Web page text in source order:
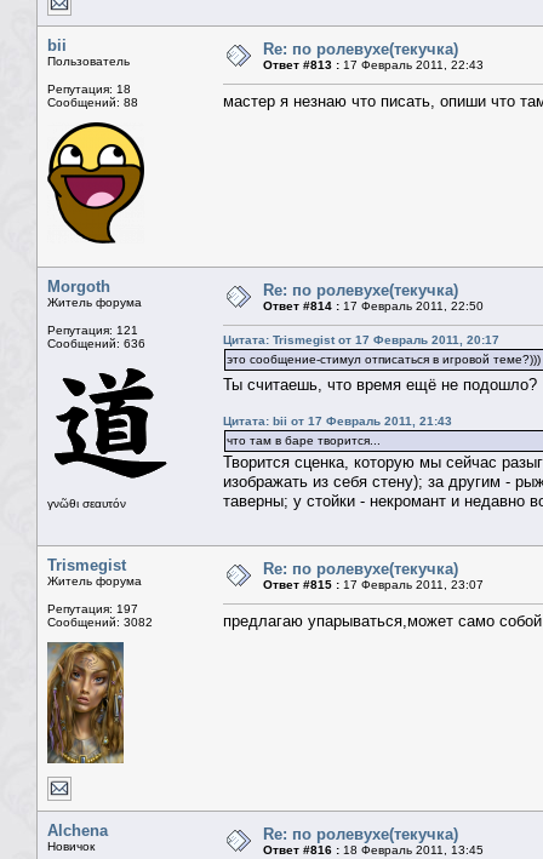
bii
Пользователь
Репутация: 18
Сообщений: 88
Re: по ролевухе(текучка)
Ответ #813 : 17 Февраль 2011, 22:43
мастер я незнаю что писать, опиши что
Morgoth
Житель форума
Репутация: 121
Сообщений: 636
γνῶθι σεαυτόν
Re: по ролевухе(текучка)
Ответ #814 : 17 Февраль 2011, 22:50
Цитата: Trismegist от 17 Февраль 2011, 20:17
это сообщение-стимул отписаться в игровой теме?)))
Ты считаешь, что время ещё не
Цитата: bii от 17 Февраль 2011, 21:43
что там в баре творится...
Творится сценка, которую мы сейчас
изображать из себя стену); за другим -
таверны; у стойки - некромант и недавно
Trismegist
Житель форума
Репутация: 197
Сообщений: 3082
Re: по ролевухе(текучка)
Ответ #815 : 17 Февраль 2011, 23:07
предлагаю упарываться,может само
Alchena
Новичок
Re: по ролевухе(текучка)
Ответ #816 : 18 Февраль 2011, 13:45